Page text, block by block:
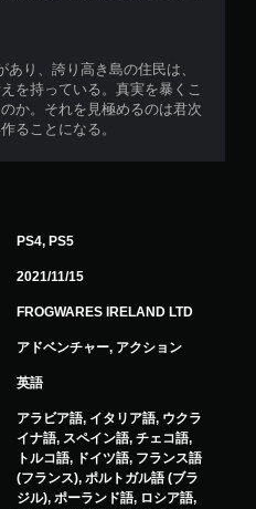
り、誇り高き島の住民は、
を持っている。真実を暴くこ
か。それを見極めるのは君次
ることになる。
PS4, PS5
2021/11/15
FROGWARES IRELAND LTD
アドベンチャー, アクション
英語
アラビア語, イタリア語, ウクラ
イナ語, スペイン語, チェコ語,
トルコ語, ドイツ語, フランス語
(フランス), ポルトガル語 (ブラ
ジル), ポーランド語, ロシア語,